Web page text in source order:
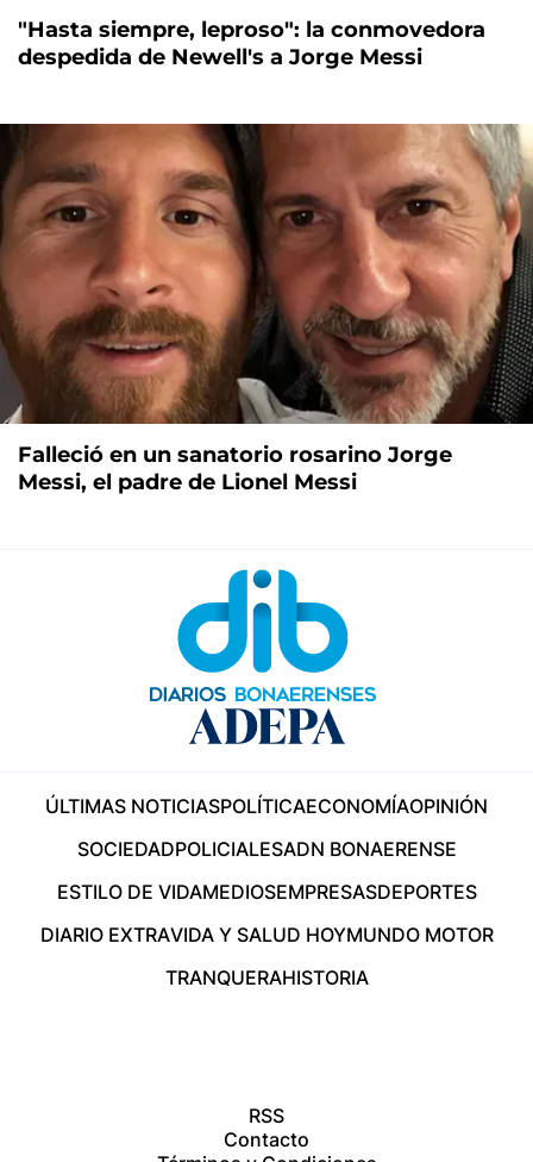
"Hasta siempre, leproso": la conmovedora
despedida de Newell's a Jorge Messi
Falleció en un sanatorio rosarino Jorge
Messi, el padre de Lionel Messi
ÚLTIMAS NOTICIASPOLÍTICAECONOMÍAOPINIÓN
SOCIEDADPOLICIALESADN BONAERENSE
ESTILO DE VIDAMEDIOSEMPRESASDEPORTES
DIARIO EXTRAVIDA Y SALUD HOYMUNDO MOTOR
TRANQUERAHISTORIA
RSS
Contacto